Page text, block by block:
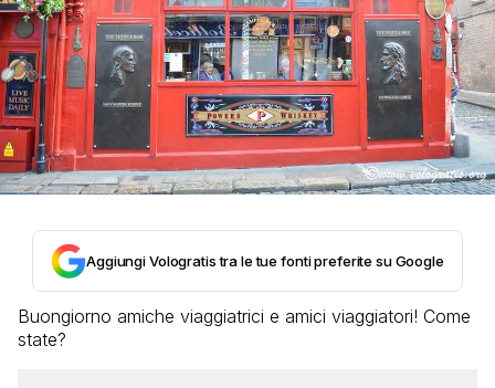
Aggiungi Vologratis tra le tue fonti preferite su Google
Buongiorno amiche viaggiatrici e amici viaggiatori! Come
state?